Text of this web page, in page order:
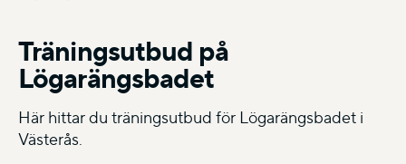
Träningsutbud på
Lögarängsbadet
Här hittar du träningsutbud för Lögarängsbadet i
Västerås.